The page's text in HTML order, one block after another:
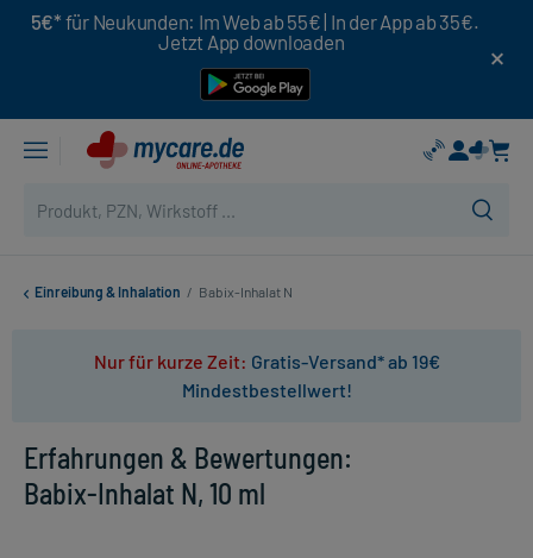
5€* für Neukunden: Im Web ab 55€ | In der App ab 35€.
Jetzt App downloaden
Einreibung & Inhalation / Babix-Inhalat N
Nur für kurze Zeit: Gratis-Versand* ab 19€
Mindestbestellwert!
Erfahrungen & Bewertungen:
Babix-Inhalat N, 10 ml